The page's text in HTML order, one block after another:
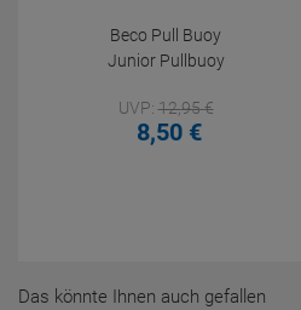
Beco Pull Buoy
Junior Pullbuoy
UVP:12,95€
8,50 €
Das könnte Ihnen auch gefallen